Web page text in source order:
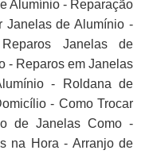
Alumínio - Reparação
Janelas de Alumínio -
Janelas de
- Reparos em Janelas
- Roldana de
- Como Trocar
de Janelas Como -
na Hora - Arranjo de